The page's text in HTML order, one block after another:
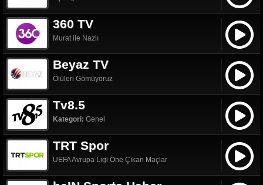
360 TV
Murat ile Nazlı
Beyaz TV
Ölüleri Gömüyoruz
Tv8.5
Kategori: Genel
TRT Spor
UEFA Avrupa Ligi Öne Çıkan Maçlar